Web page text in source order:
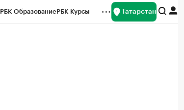
РБК ОбразованиеРБК Курсы Татарстан